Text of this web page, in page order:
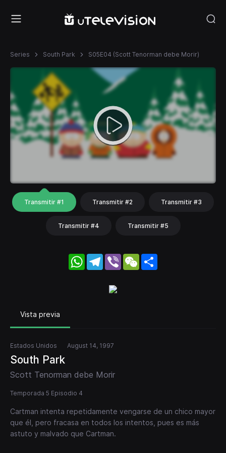
Series South Park S05E04 (Scott Tenorman debe Morir)
Transmitir #1 Transmitir #2 Transmitir #3
Transmitir #4 Transmitir #5
WhatsApp
Telegram
Viber WeChat
Vista previa
Estados Unidos August 14, 1997
South Park
Scott Tenorman debe Morir
Temporada 5 Episodio 4
Cartman intenta repetidamente vengarse de un chico mayor
que él, pero fracasa en todos los intentos, pues es más
astuto y malvado que Cartman.